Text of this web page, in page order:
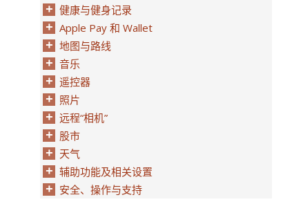
健康与健身记录
Apple Pay 和 Wallet
地图与路线
音乐
遥控器
照片
远程“相机”
股市
天气
辅助功能及相关设置
安全、操作与支持